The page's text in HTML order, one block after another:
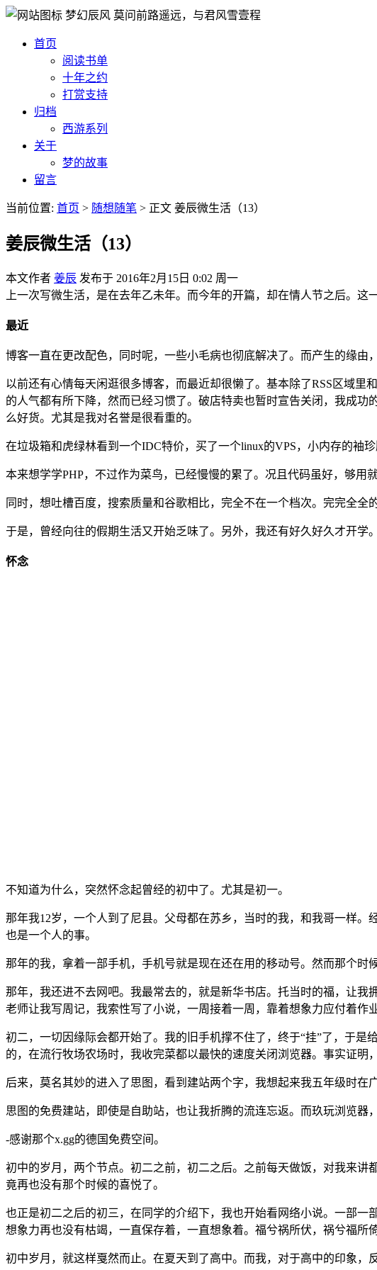
梦幻辰风 莫问前路遥远，与君风雪壹程
首页
阅读书单
十年之约
打赏支持
归档
西游系列
关于
梦的故事
留言
当前位置: 首页 > 随想随笔 > 正文 姜辰微生活（13）
姜辰微生活（13）
本文作者 姜辰 发布于 2016年2月15日 0:02 周一
上一次写微生活，是在去年乙未年。而今年的开篇，却在情人节之后。
最近
博客一直在更改配色，同时呢，一些小毛病也彻底解决了。而产生的缘由
以前还有心情每天闲逛很多博客，而最近却很懒了。基本除了RSS区域
的人气都有所下降，然而已经习惯了。破店特卖也暂时宣告关闭，我成
么好货。尤其是我对名誉是很看重的。
在垃圾箱和虎绿林看到一个IDC特价，买了一个linux的VPS，小内存的袖
本来想学学PHP，不过作为菜鸟，已经慢慢的累了。况且代码虽好，够用
同时，想吐槽百度，搜索质量和谷歌相比，完全不在一个档次。完完全全
于是，曾经向往的假期生活又开始乏味了。另外，我还有好久好久才开学
怀念
不知道为什么，突然怀念起曾经的初中了。尤其是初一。
那年我12岁，一个人到了尼县。父母都在苏乡，当时的我，和我哥一样
也是一个人的事。
那年的我，拿着一部手机，手机号就是现在还在用的移动号。然而那个
那年，我还进不去网吧。我最常去的，就是新华书店。托当时的福，让
老师让我写周记，我索性写了小说，一周接着一周，靠着想象力应付着作业
初二，一切因缘际会都开始了。我的旧手机撑不住了，终于“挂”了，于
的，在流行牧场农场时，我收完菜都以最快的速度关闭浏览器。事实证明
后来，莫名其妙的进入了思图，看到建站两个字，我想起来我五年级时在
思图的免费建站，即使是自助站，也让我折腾的流连忘返。而玖玩浏览器
-感谢那个x.gg的德国免费空间。
初中的岁月，两个节点。初二之前，初二之后。之前每天做饭，对我来
竟再也没有那个时候的喜悦了。
也正是初二之后的初三，在同学的介绍下，我也开始看网络小说。一部
想象力再也没有枯竭，一直保存着，一直想象着。福兮祸所伏，祸兮福所
初中岁月，就这样戛然而止。在夏天到了高中。而我，对于高中的印象，